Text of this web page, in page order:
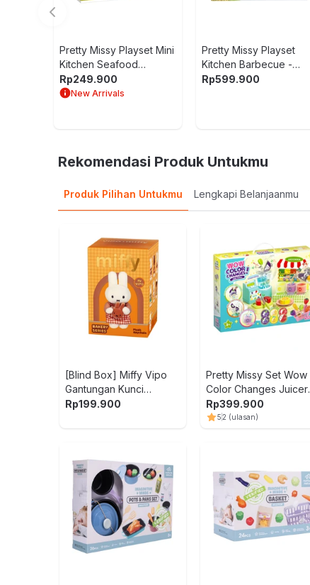
Pretty Missy Playset Mini
Kitchen Seafood
Restaurant - Hijau/Putih
Rp249.900
New Arrivals
Pretty Missy Playset
Kitchen Barbecue -
Merah
Rp599.900
Rekomendasi Produk Untukmu
Produk Pilihan Untukmu Lengkapi Belanjaanmu
[Blind Box] Miffy Vipo
Gantungan Kunci
Boneka Plush Bakery
Rp199.900
Pretty Missy Set Wow
Color Changes Juicer
Station - Mix
Rp399.900
52 (ulasan)